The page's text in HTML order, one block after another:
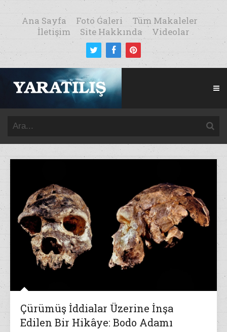
Ana Sayfa Foto Galeri
Tüm Makaleler
İletişim
Site Hakkında Videolar
Çürümüş İddialar Üzerine İnşa
Edilen Bir Hikâye: Bodo Adamı